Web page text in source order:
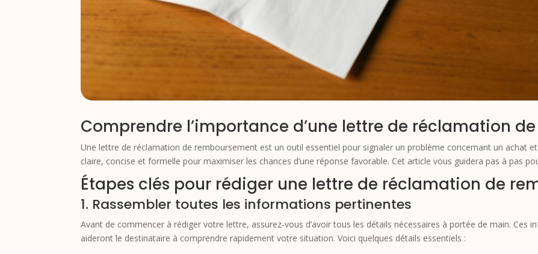
Comprendre l’importance d’une lettre de réclamation
Une lettre de réclamation de remboursement est un outil essentiel pour signaler un problème concernant un achat
claire, concise et formelle pour maximiser les chances d’une réponse favorable. Cet article vous guidera pas à pas
Étapes clés pour rédiger une lettre de réclamation de
1. Rassembler toutes les informations pertinentes
Avant de commencer à rédiger votre lettre, assurez-vous d’avoir tous les détails nécessaires à portée de main.
aideront le destinataire à comprendre rapidement votre situation. Voici quelques détails essentiels :